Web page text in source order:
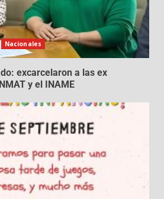
Nacionales
excarcelaron a las ex
y el INAME